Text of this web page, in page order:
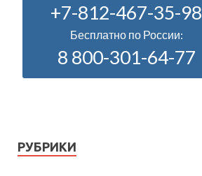
+7-812-467-35-98
Бесплатно по России:
8 800-301-64-77
РУБРИКИ